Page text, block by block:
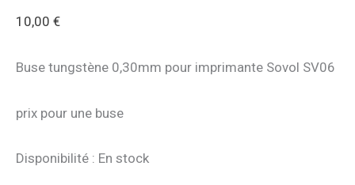
10,00 €
Buse tungstène 0,30mm pour imprimante Sovol SV06
prix pour une buse
Disponibilité : En stock